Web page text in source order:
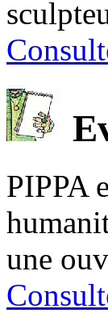
PIPPA
une